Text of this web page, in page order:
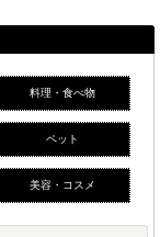
料理・食べ物
ペット
美容・コスメ